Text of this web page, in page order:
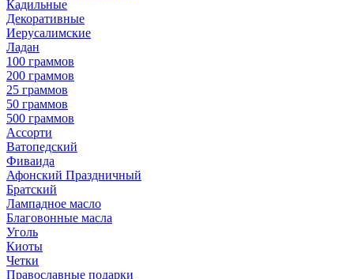
Кадильные
Декоративные
Иерусалимские
Ладан
100 граммов
200 граммов
25 граммов
50 граммов
500 граммов
Ассорти
Ватопедский
Фиваида
Афонский Праздничный
Братский
Лампадное масло
Благовонные масла
Уголь
Киоты
Четки
Православные подарки